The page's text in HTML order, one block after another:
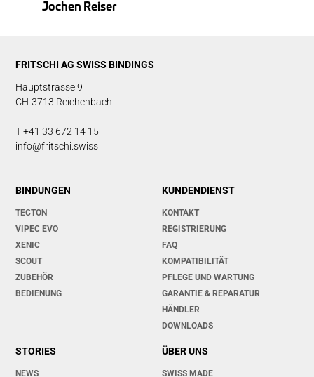
Jochen Reiser
FRITSCHI AG SWISS BINDINGS
Hauptstrasse 9
CH-3713 Reichenbach
T +41 33 672 14 15
info@fritschi.swiss
BINDUNGEN
TECTON
VIPEC EVO
XENIC
SCOUT
ZUBEHÖR
BEDIENUNG
KUNDENDIENST
KONTAKT
REGISTRIERUNG
FAQ
KOMPATIBILITÄT
PFLEGE UND WARTUNG
GARANTIE & REPARATUR
HÄNDLER
DOWNLOADS
STORIES
NEWS
ÜBER UNS
SWISS MADE